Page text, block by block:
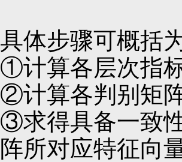
具体步骤可概括
①计算各层次指
②计算各判别矩
③求得具备一致
阵所对应特征向